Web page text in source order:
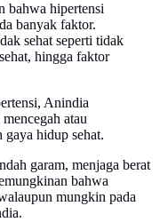
bahwa hipertensi
banyak faktor.
sehat seperti tidak
hingga faktor
Anindia
atau
hidup sehat.
garam, menjaga berat
bahwa
mungkin pada